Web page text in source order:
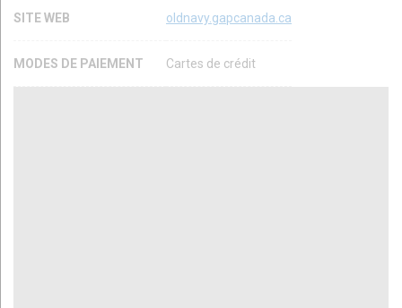
SITE WEB oldnavy.gapcanada.ca
MODES DE PAIEMENT Cartes de crédit